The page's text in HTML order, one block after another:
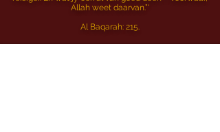
Allah weet daarvan.”'
Al Baqarah: 215.